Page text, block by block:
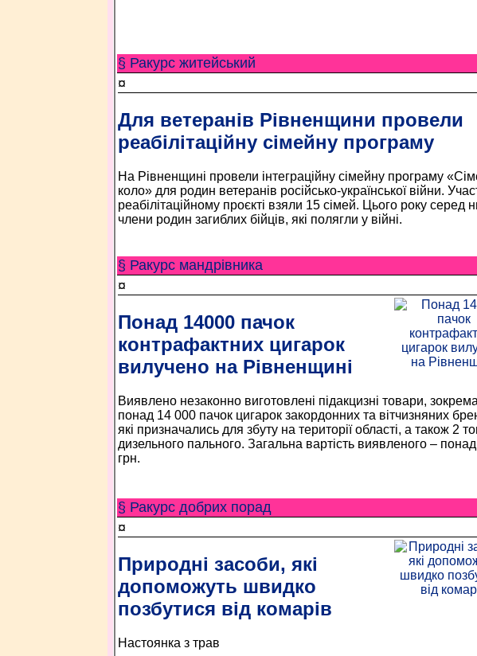
§ Ракурс житейський
¤
Для ветеранів Рівненщини провели
реабілітаційну сімейну програму
На Рівненщині провели інтеграційну сімейну програму
коло» для родин ветеранів російсько-української війни.
реабілітаційному проєкті взяли 15 сімей. Цього року серед
члени родин загиблих бійців, які полягли у війні.
§ Ракурс мандрівника
¤
Понад 14000 пачок
контрафактних цигарок
вилучено на Рівненщині
Виявлено незаконно виготовлені підакцизні товари, зокрема
понад 14 000 пачок цигарок закордонних та вітчизняних
які призначались для збуту на території області, а також 2
дизельного пального. Загальна вартість виявленого –
грн.
§ Ракурс добрих порад
¤
Природні засоби, які
допоможуть швидко
позбутися від комарів
Настоянка з трав